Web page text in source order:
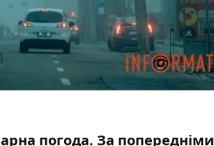
погода. За попередніми